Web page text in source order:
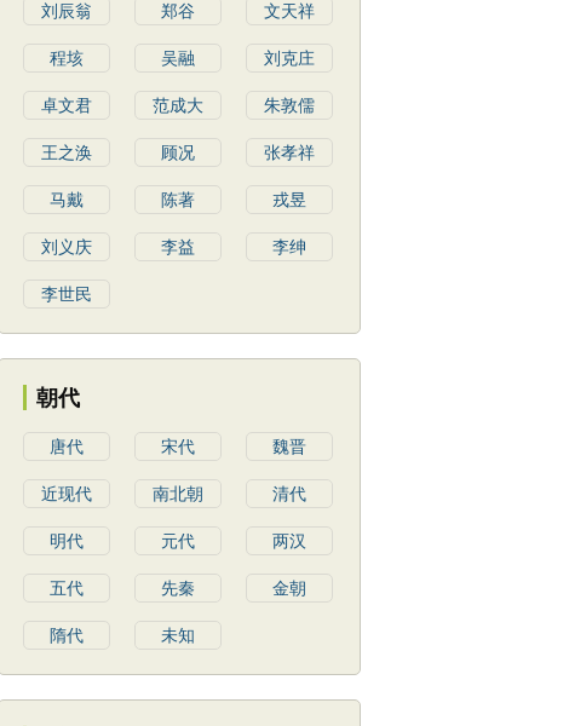
刘辰翁 郑谷 文天祥
程垓 吴融 刘克庄
卓文君 范成大 朱敦儒
王之涣 顾况 张孝祥
马戴 陈著 戎昱
刘义庆 李益 李绅
李世民
朝代
唐代 宋代 魏晋
近现代 南北朝 清代
明代 元代 两汉
五代 先秦 金朝
隋代 未知